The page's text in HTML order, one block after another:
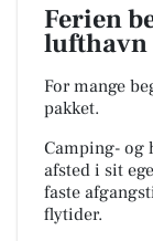
Ferien
lufthavn
For mange
pakket.
Camping- og
afsted i sit
faste
flytider.